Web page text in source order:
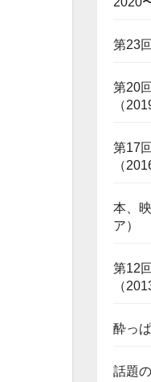
第23
第20
（
第17
（
本、
ア）
第12
（
酔っ
話題